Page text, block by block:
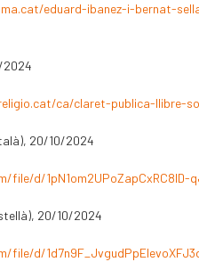
eduard-ibanez-i-bernat-
2024
ca/claret-publica-llibre-
20/10/2024
file/d/1pN1om2UPoZapCxRC8ID-
20/10/2024
d/